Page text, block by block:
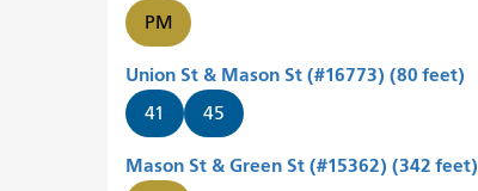
PM
Union St & Mason St (#16773) (80 feet)
41 45
Mason St & Green St (#15362) (342 feet)